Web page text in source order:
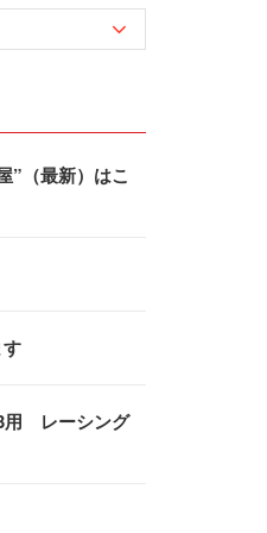
”（最新）はこ
用 レーシング